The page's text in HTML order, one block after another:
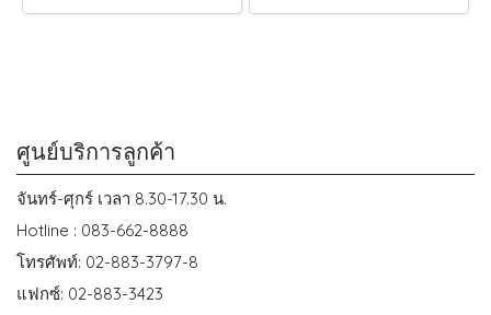
ศูนย์บริการลูกค้า
จันทร์-ศุกร์ เวลา 8.30-17.30 น.
Hotline : 083-662-8888
โทรศัพท์: 02-883-3797-8
แฟกซ์: 02-883-3423